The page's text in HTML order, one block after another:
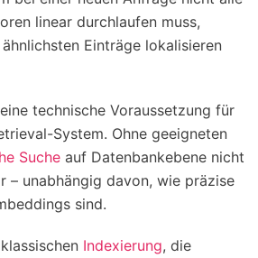
linear durchlaufen muss,
Einträge lokalisieren
technische Voraussetzung für
System. Ohne geeigneten
Suche auf Datenbankebene nicht
– unabhängig davon, wie präzise
sind.
Indexierung, die